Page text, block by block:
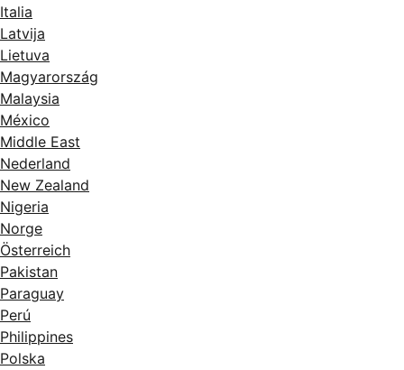
Italia
Latvija
Lietuva
Magyarország
Malaysia
México
Middle East
Nederland
New Zealand
Nigeria
Norge
Österreich
Pakistan
Paraguay
Perú
Philippines
Polska